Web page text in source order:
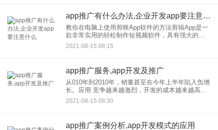
app推广有什么办法,企业开发app要注意什么
教你在电脑上使用剪映App软件的方法剪辑App是一
款非常实用的轻松制作短视频软件，具有强大的视
频处理功能，可以进行剪切、变速、反向播放、画
布、转场等视频处理。电脑不能直接使用，那么有
2021-08-15 08:15
app推广服务,app开发及推广
从010年到2010年，销量甚至在今年上半年陷入负增
长。应用 竞争越来越激烈，开发的成本越来越高，
普及越来越难。所以近开始有一些讨论，说投资回
2021-08-15 08:30
app推广案例分析,app开发模式的应用